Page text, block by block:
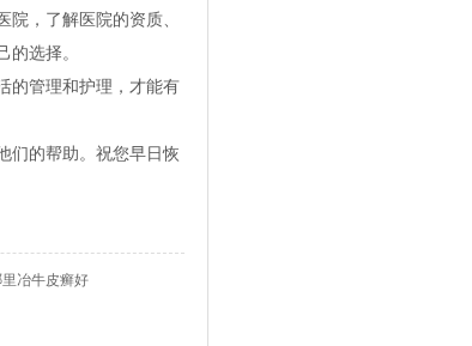
，了解医院的资质、
的选择。
的管理和护理，才能有
们的帮助。祝您早日恢
冶牛皮癣好